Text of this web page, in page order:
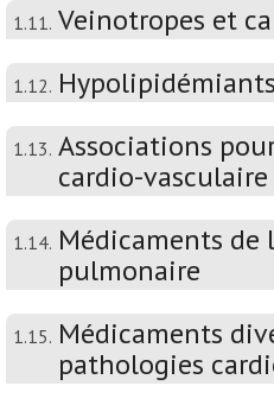
1.11. Veinotropes et
1.12. Hypolipidémiants
1.13. Associations
cardio-vasculaire
1.14. Médicaments de
pulmonaire
1.15. Médicaments
pathologies